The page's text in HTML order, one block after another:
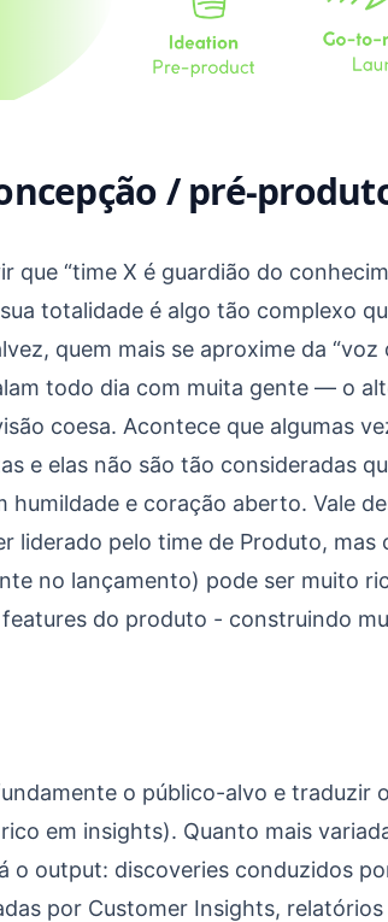
/ pré-
que “time X é guardião do
totalidade é algo tão complexo
quem mais se aproxime da
todo dia com muita gente — o
coesa. Acontece que algumas
e elas não são tão consideradas
humildade e coração aberto. Vale
liderado pelo time de Produto,
no lançamento) pode ser muito
do produto - construindo
o público-alvo e traduzir
em insights). Quanto mais
o output: discoveries conduzidos
por Customer Insights,